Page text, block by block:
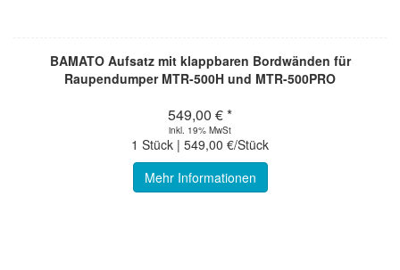
BAMATO Aufsatz mit klappbaren Bordwänden für
Raupendumper MTR-500H und MTR-500PRO
549,00 € *
inkl. 19% MwSt
1 Stück | 549,00 €/Stück
Mehr Informationen